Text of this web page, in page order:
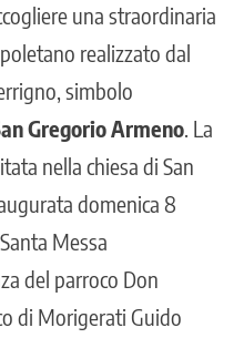
una straordinaria
realizzato dal
simbolo
Gregorio Armeno. La
nella chiesa di San
domenica 8
Messa
del parroco Don
di Morigerati Guido